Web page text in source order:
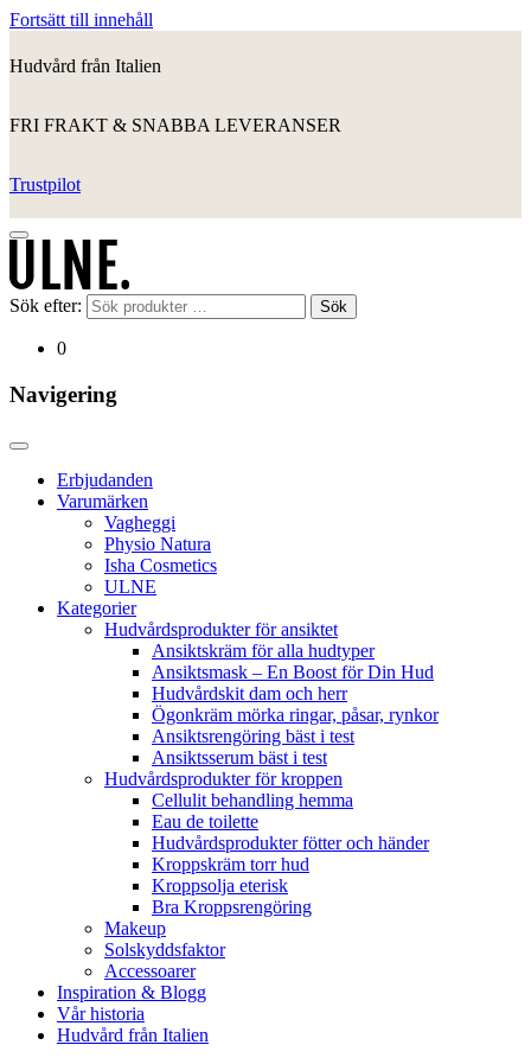
Fortsätt till innehåll
Hudvård från Italien
FRI FRAKT & SNABBA LEVERANSER
Trustpilot
Sök efter: Sök
0
Navigering
Erbjudanden
Varumärken
Vagheggi
Physio Natura
Isha Cosmetics
ULNE
Kategorier
Hudvårdsprodukter för ansiktet
Ansiktskräm för alla hudtyper
Ansiktsmask – En Boost för Din Hud
Hudvårdskit dam och herr
Ögonkräm mörka ringar, påsar, rynkor
Ansiktsrengöring bäst i test
Ansiktsserum bäst i test
Hudvårdsprodukter för kroppen
Cellulit behandling hemma
Eau de toilette
Hudvårdsprodukter fötter och händer
Kroppskräm torr hud
Kroppsolja eterisk
Bra Kroppsrengöring
Makeup
Solskyddsfaktor
Accessoarer
Inspiration & Blogg
Vår historia
Hudvård från Italien